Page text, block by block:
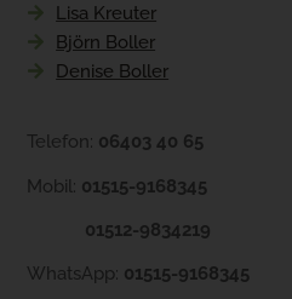
Lisa Kreuter
Björn Boller
Denise Boller
Telefon: 06403 40 65
Mobil: 01515-9168345
01512-9834219
WhatsApp: 01515-9168345